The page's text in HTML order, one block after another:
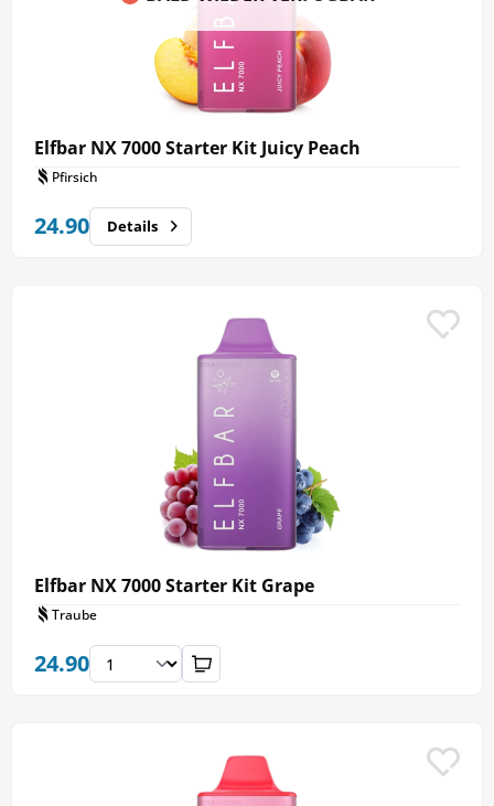
Elfbar NX 7000 Starter Kit Juicy Peach
Pfirsich
24.90 Details
Elfbar NX 7000 Starter Kit Grape
Traube
24.90